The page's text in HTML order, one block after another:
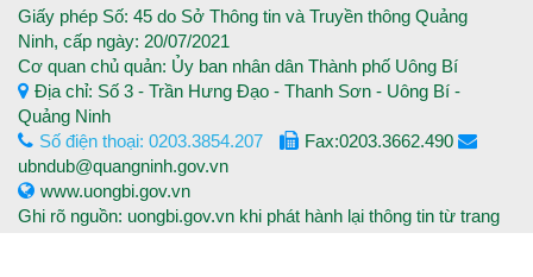
Giấy phép Số: 45 do Sở Thông tin và Truyền thông Quảng
Ninh, cấp ngày: 20/07/2021
Cơ quan chủ quản: Ủy ban nhân dân Thành phố Uông Bí
Địa chỉ: Số 3 - Trần Hưng Đạo - Thanh Sơn - Uông Bí -
Quảng Ninh
Số điện thoại: 0203.3854.207
Fax:0203.3662.490
ubndub@quangninh.gov.vn
www.uongbi.gov.vn
Ghi rõ nguồn: uongbi.gov.vn khi phát hành lại thông tin từ trang